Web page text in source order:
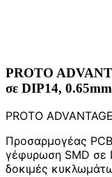
PROTO
σε DIP14, 0.65mm
PROTO ADVANTAGE
Προσαρμογέας
γέφυρωση SMD σε
δοκιμές